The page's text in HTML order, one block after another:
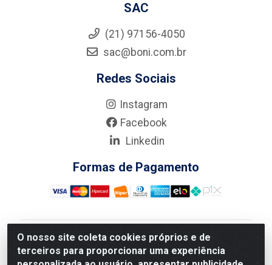
O nosso site coleta cookies próprios e de
terceiros para proporcionar uma experiência
SAC
(21) 97156-4050
sac@boni.com.br
Redes Sociais
Instagram
Facebook
Linkedin
Formas de Pagamento
Nova Boni Distribuidora de Material de Construção LTDA
- Rua Alice Tibiriçá, 330 - Vila Da Penha, Rio de